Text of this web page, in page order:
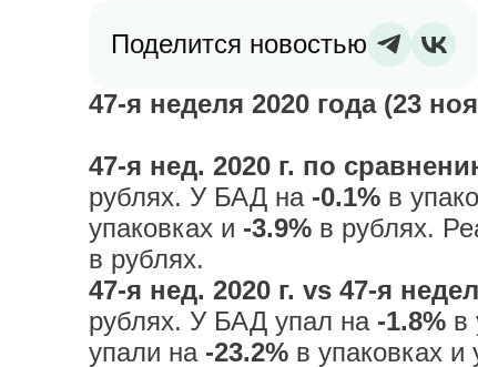
Поделится новостью
47-я неделя 2020 года (23
47-я нед. 2020 г. по
рублях. У БАД на -0.1% в
упаковках и -3.9% в рублях.
в рублях.
47-я нед. 2020 г. vs 47-я
рублях. У БАД упал на -1.8% в
упали на -23.2% в упаковках и